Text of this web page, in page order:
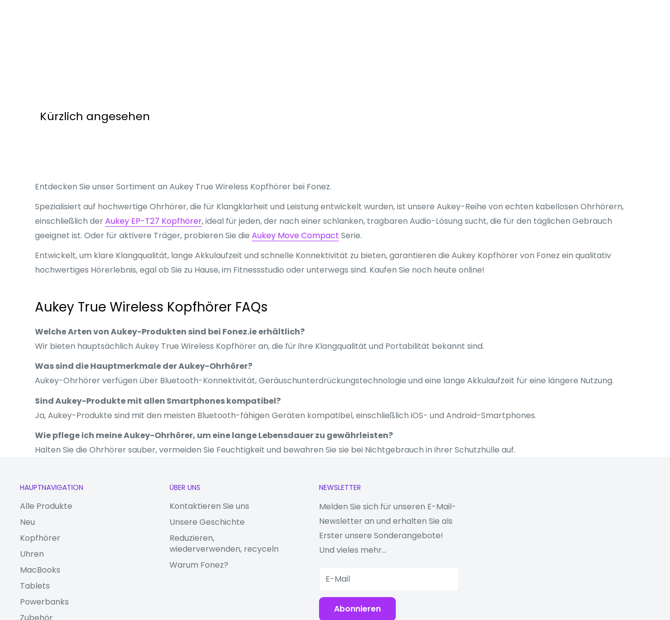
Kürzlich angesehen
Entdecken Sie unser Sortiment an Aukey True Wireless Kopfhörer bei Fonez.
Spezialisiert auf hochwertige Ohrhörer, die für Klangklarheit und Leistung entwickelt wurden, ist unsere Aukey-Reihe von echten kabellosen Ohrhörern,
einschließlich derAukey EP-T27 Kopfhörer, ideal für jeden, der nach einer schlanken, tragbaren Audio-Lösung sucht, die für den täglichen Gebrauch
geeignet ist. Oder für aktivere Träger, probieren Sie die Aukey Move Compact Serie.
Entwickelt, um klare Klangqualität, lange Akkulaufzeit und schnelle Konnektivität zu bieten, garantieren die Aukey Kopfhörer von Fonez ein qualitativ
hochwertiges Hörerlebnis, egal ob Sie zu Hause, im Fitnessstudio oder unterwegs sind. Kaufen Sie noch heute online!
Aukey True Wireless Kopfhörer FAQs
Welche Arten von Aukey-Produkten sind bei Fonez.ie erhältlich?
Wir bieten hauptsächlich Aukey True Wireless Kopfhörer an, die für ihre Klangqualität und Portabilität bekannt sind.
Was sind die Hauptmerkmale der Aukey-Ohrhörer?
Aukey-Ohrhörer verfügen über Bluetooth-Konnektivität, Geräuschunterdrückungstechnologie und eine lange Akkulaufzeit für eine längere Nutzung.
Sind Aukey-Produkte mit allen Smartphones kompatibel?
Ja, Aukey-Produkte sind mit den meisten Bluetooth-fähigen Geräten kompatibel, einschließlich iOS- und Android-Smartphones.
Wie pflege ich meine Aukey-Ohrhörer, um eine lange Lebensdauer zu gewährleisten?
Halten Sie die Ohrhörer sauber, vermeiden Sie Feuchtigkeit und bewahren Sie sie bei Nichtgebrauch in ihrer Schutzhülle auf.
HAUPTNAVIGATION
Alle Produkte
Neu
Kopfhörer
Uhren
MacBooks
Tablets
Powerbanks
Zubehör
ÜBER UNS
Kontaktieren Sie uns
Unsere Geschichte
Reduzieren,
wiederverwenden, recyceln
Warum Fonez?
NEWSLETTER
Melden Sie sich für unseren E-Mail-
Newsletter an und erhalten Sie als
Erster unsere Sonderangebote!
Und vieles mehr...
E-Mail
Abonnieren